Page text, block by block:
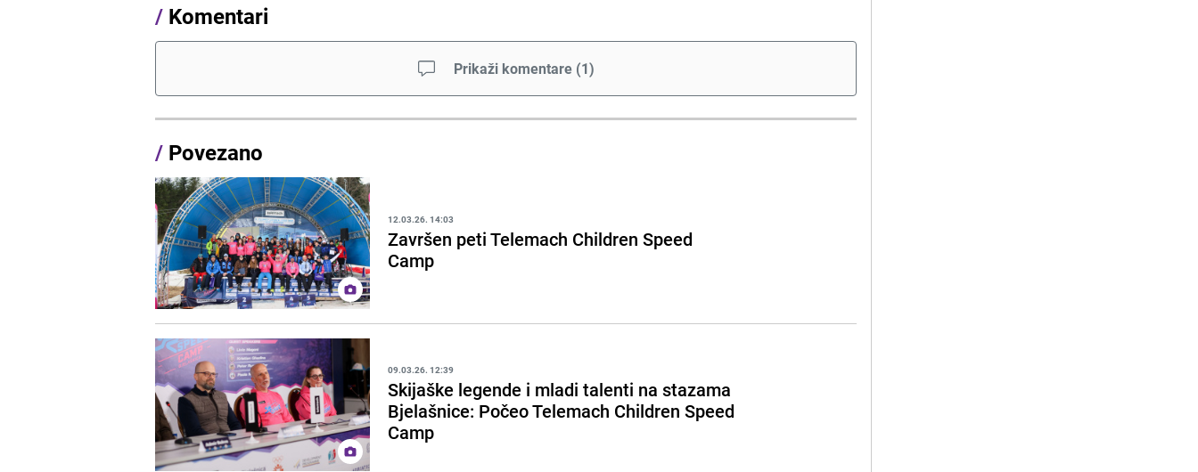
/ Komentari
Prikaži komentare (1)
/ Povezano
12.03.26. 14:03
Završen peti Telemach Children Speed
Camp
09.03.26. 12:39
Skijaške legende i mladi talenti na stazama
Bjelašnice: Počeo Telemach Children Speed
Camp